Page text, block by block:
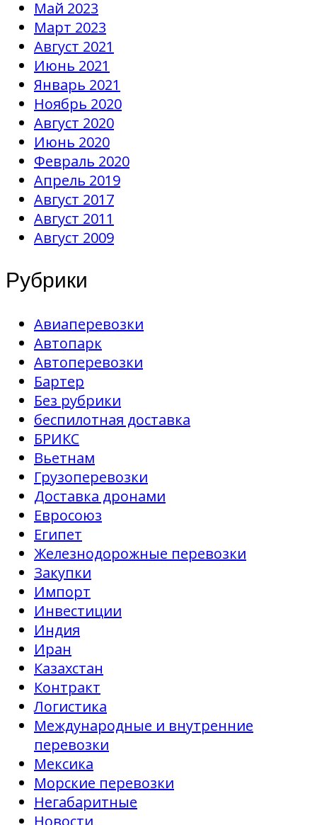
Май 2023
Март 2023
Август 2021
Июнь 2021
Январь 2021
Ноябрь 2020
Август 2020
Июнь 2020
Февраль 2020
Апрель 2019
Август 2017
Август 2011
Август 2009
Рубрики
Авиаперевозки
Автопарк
Автоперевозки
Бартер
Без рубрики
беспилотная доставка
БРИКС
Вьетнам
Грузоперевозки
Доставка дронами
Евросоюз
Египет
Железнодорожные перевозки
Закупки
Импорт
Инвестиции
Индия
Иран
Казахстан
Контракт
Логистика
Международные и внутренние
перевозки
Мексика
Морские перевозки
Негабаритные